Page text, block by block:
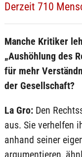
Derzeit 710
Manche Kritiker
„Aushöhlung des
für mehr
der Gesellschaft?
La Gro: Den
aus. Sie verhelfen
anhand seiner
argumentieren,